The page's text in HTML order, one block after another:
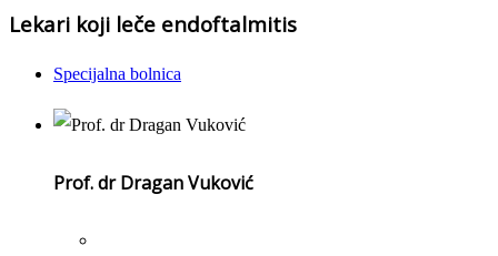
Lekari koji leče endoftalmitis
Specijalna bolnica
Prof. dr Dragan Vuković